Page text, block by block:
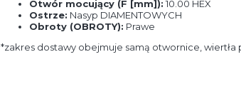
Otwór mocujący (F [mm]): 10.00 HEX
Ostrze: Nasyp DIAMENTOWYCH
Obroty (OBROTY): Prawe
*zakres dostawy obejmuje samą otwornice,